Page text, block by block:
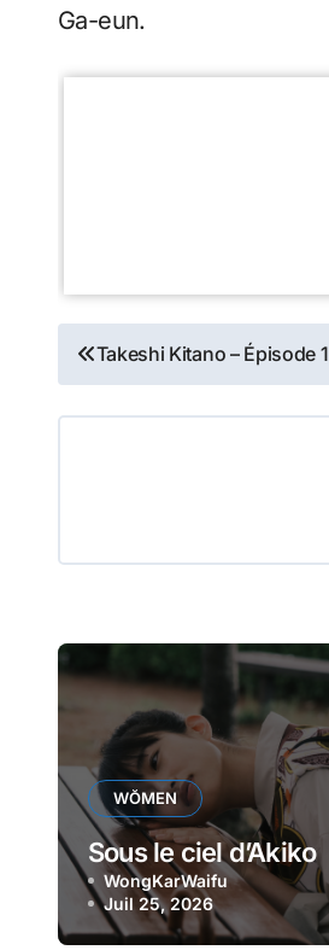
Ga-eun.
Navigation
de
Takeshi Kitano – Épisode 1
WŎMEN
Sous le ciel d’Akiko
WongKarWaifu
Juil 25, 2026